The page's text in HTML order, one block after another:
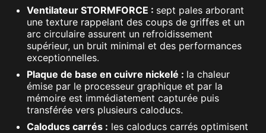
Ventilateur STORMFORCE : sept pales arborant
une texture rappelant des coups de griffes et un
arc circulaire assurent un refroidissement
supérieur, un bruit minimal et des performances
exceptionnelles.
Plaque de base en cuivre nickelé : la chaleur
émise par le processeur graphique et par la
mémoire est immédiatement capturée puis
transférée vers plusieurs caloducs.
Caloducs carrés : les caloducs carrés optimisent